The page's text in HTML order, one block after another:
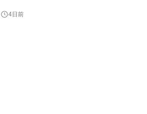
のサポートを行ないます。 オープン後には、
4日前